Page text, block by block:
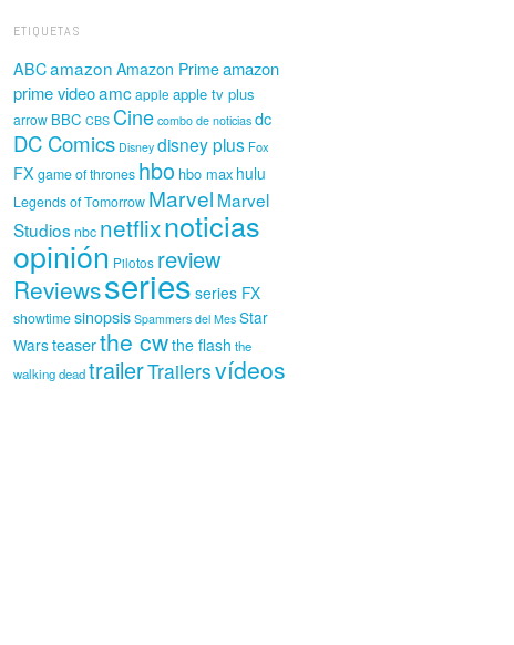
ETIQUETAS
ABCamazon Amazon Primeamazon
prime videoamcapple apple tv plus
arrow BBC CBS Cine combo de noticias dc
DC Comics Disney disney plus Fox
FX game of thrones hbo hbo max hulu
Legends of Tomorrow Marvel Marvel
Studios nbc netflixnoticias
opinión Pilotos review
Reviewsseries series FX
showtimesinopsis Spammers del Mes Star
Warsteaserthe cwthe flash the
walking deadtrailerTrailersvídeos